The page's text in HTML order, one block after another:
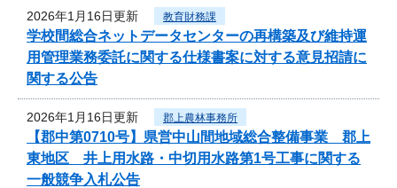
2026年1月16日更新 教育財務課
学校間総合ネットデータセンターの再構築及び維持運
用管理業務委託に関する仕様書案に対する意見招請に
関する公告
2026年1月16日更新 郡上農林事務所
【郡中第0710号】県営中山間地域総合整備事業 郡上
東地区 井上用水路・中切用水路第1号工事に関する
一般競争入札公告